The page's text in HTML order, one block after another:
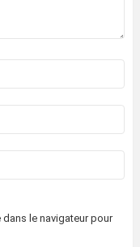
le navigateur pour